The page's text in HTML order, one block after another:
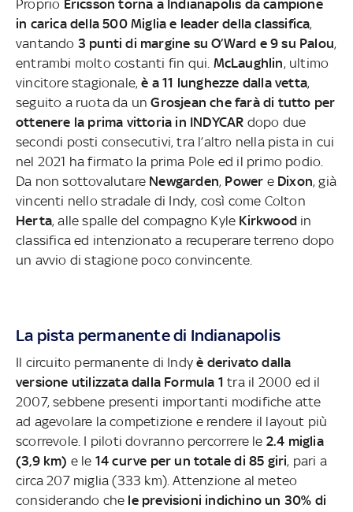
Proprio Ericsson torna a Indianapolis da campione
in carica della 500 Miglia e leader della classifica,
vantando 3 punti di margine su O’Ward e 9 su Palou,
entrambi molto costanti fin qui. McLaughlin, ultimo
vincitore stagionale,è a 11 lunghezze dalla vetta,
seguito a ruota da unGrosjean che farà di tutto per
ottenere la prima vittoria in INDYCAR dopo due
secondi posti consecutivi, tra l’altro nella pista in cui
nel 2021 ha firmato la prima Pole ed il primo podio.
Da non sottovalutare Newgarden, Power e Dixon, già
vincenti nello stradale di Indy, così come Colton
Herta, alle spalle del compagno Kyle Kirkwood in
classifica ed intenzionato a recuperare terreno dopo
un avvio di stagione poco convincente.
La pista permanente di Indianapolis
Il circuito permanente di Indyè derivato dalla
versione utilizzata dalla Formula 1 tra il 2000 ed il
2007, sebbene presenti importanti modifiche atte
ad agevolare la competizione e rendere il layout più
scorrevole. I piloti dovranno percorrere le 2.4 miglia
(3,9 km) e le 14 curve per un totale di 85 giri, pari a
circa 207 miglia (333 km). Attenzione al meteo
considerando che le previsioni indichino un 30% di